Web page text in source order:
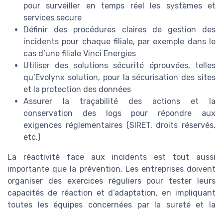
pour surveiller en temps réel les systèmes et
services secure
Définir des procédures claires de gestion des
incidents pour chaque filiale, par exemple dans le
cas d’une filiale Vinci Energies
Utiliser des solutions sécurité éprouvées, telles
qu’Evolynx solution, pour la sécurisation des sites
et la protection des données
Assurer la traçabilité des actions et la
conservation des logs pour répondre aux
exigences réglementaires (SIRET, droits réservés,
etc.)
La réactivité face aux incidents est tout aussi
importante que la prévention. Les entreprises doivent
organiser des exercices réguliers pour tester leurs
capacités de réaction et d’adaptation, en impliquant
toutes les équipes concernées par la sureté et la